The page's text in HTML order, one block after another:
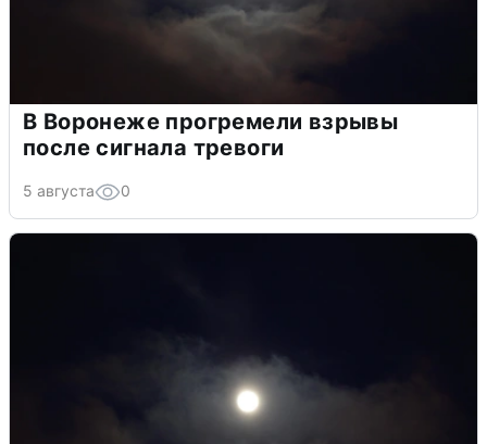
В Воронеже прогремели взрывы
после сигнала тревоги
5 августа 0